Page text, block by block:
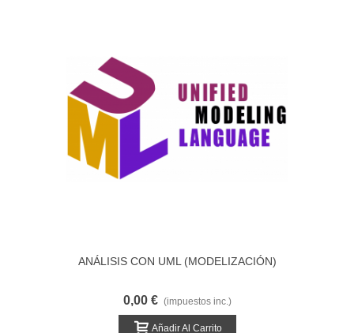
ANÁLISIS CON UML (MODELIZACIÓN)
0,00 € (impuestos inc.)
Añadir Al Carrito